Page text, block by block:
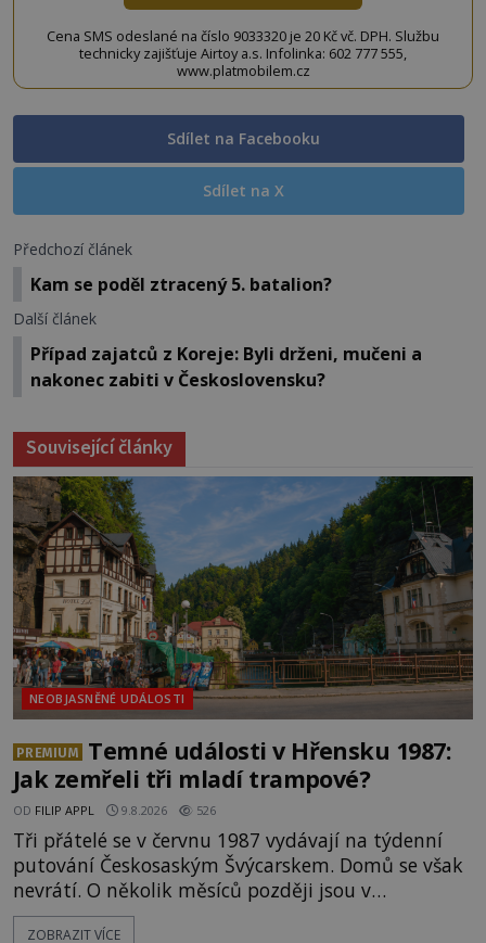
Cena SMS odeslané na číslo 9033320 je 20 Kč vč. DPH. Službu
technicky zajišťuje Airtoy a.s. Infolinka: 602 777 555,
www.platmobilem.cz
Sdílet na Facebooku
Sdílet na X
Předchozí článek
Kam se poděl ztracený 5. batalion?
Další článek
Případ zajatců z Koreje: Byli drženi, mučeni a
nakonec zabiti v Československu?
Související články
NEOBJASNĚNÉ UDÁLOSTI
PREMIUM
Temné události v Hřensku 1987:
Jak zemřeli tři mladí trampové?
OD FILIP APPL 9.8.2026 526
Tři přátelé se v červnu 1987 vydávají na týdenní
putování Českosaským Švýcarskem. Domů se však
nevrátí. O několik měsíců později jsou v
nepřístupných skalách u Hřenska nalezeny jejich
ZOBRAZIT VÍCE